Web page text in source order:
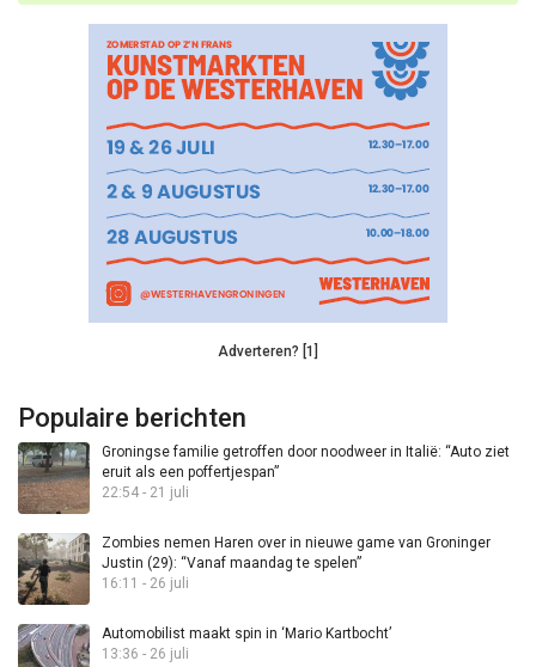
Adverteren? [1]
Populaire berichten
Groningse familie getroffen door noodweer in Italië: “Auto ziet
eruit als een poffertjespan”
22:54 - 21 juli
Zombies nemen Haren over in nieuwe game van Groninger
Justin (29): “Vanaf maandag te spelen”
16:11 - 26 juli
Automobilist maakt spin in ‘Mario Kartbocht’
13:36 - 26 juli